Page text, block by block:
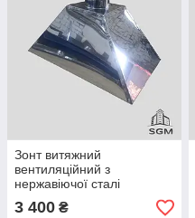
Зонт витяжний
вентиляційний з
нержавіючої сталі
900х1500
3 400 ₴